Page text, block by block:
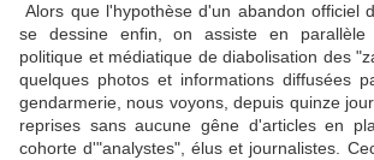
Alors que l'hypothèse d'un abandon officiel
se dessine enfin, on assiste en
politique et médiatique de diabolisation des
quelques photos et informations diffusées
gendarmerie, nous voyons, depuis quinze
reprises sans aucune gêne d'articles en
cohorte d'"analystes", élus et journalistes.